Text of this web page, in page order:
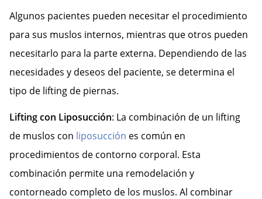
Algunos pacientes pueden necesitar el procedimiento
para sus muslos internos, mientras que otros pueden
necesitarlo para la parte externa. Dependiendo de las
necesidades y deseos del paciente, se determina el
tipo de lifting de piernas.
Lifting con Liposucción: La combinación de un lifting
de muslos con liposucción es común en
procedimientos de contorno corporal. Esta
combinación permite una remodelación y
contorneado completo de los muslos. Al combinar